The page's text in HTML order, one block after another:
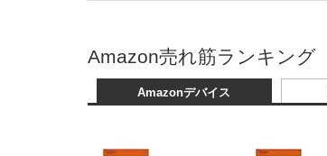
Amazon売れ筋ランキング
Amazonデバイス